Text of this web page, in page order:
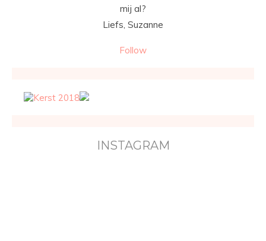
mij al?
Liefs, Suzanne
Follow
INSTAGRAM